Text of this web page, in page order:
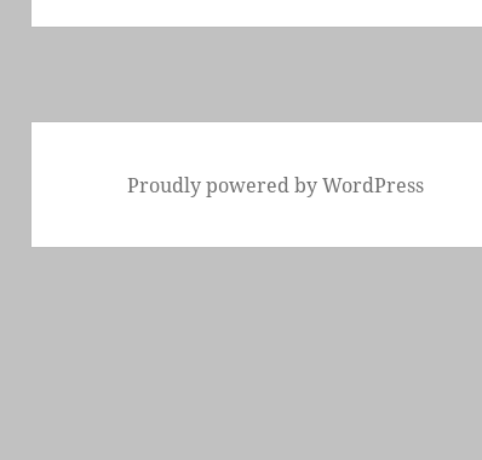
Proudly powered by WordPress